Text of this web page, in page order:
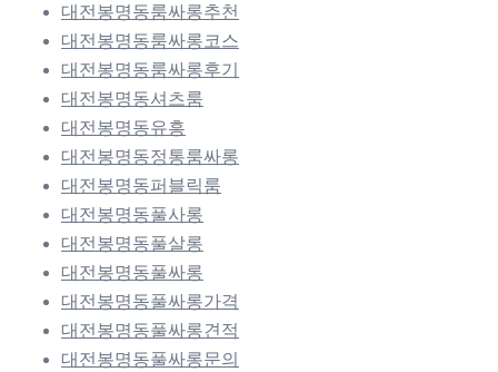
대전봉명동룸싸롱추천
대전봉명동룸싸롱코스
대전봉명동룸싸롱후기
대전봉명동셔츠룸
대전봉명동유흥
대전봉명동정통룸싸롱
대전봉명동퍼블릭룸
대전봉명동풀사롱
대전봉명동풀살롱
대전봉명동풀싸롱
대전봉명동풀싸롱가격
대전봉명동풀싸롱견적
대전봉명동풀싸롱문의